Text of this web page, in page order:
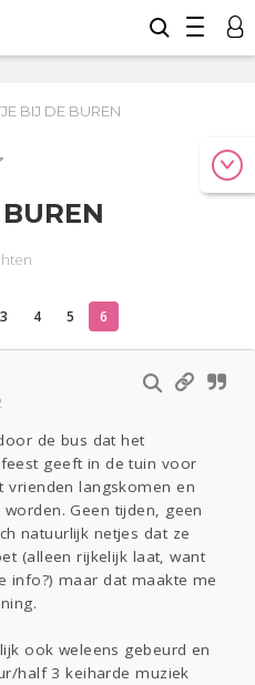
BIJ DE BUREN
Geld & Recht
Coronavirus
Entertainment
Eten
Thuis
Klussen
Viva zoekt
Aangeboden
3 4 5 6
de bus dat het
geeft in de tuin voor
vrienden langskomen en
Geen tijden, geen
natuurlijk netjes dat ze
(alleen rijkelijk laat, want
info?) maar dat maakte me
ook weleens gebeurd en
half 3 keiharde muziek